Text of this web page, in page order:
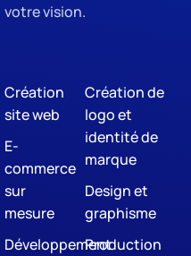
votre vision.
Création
site web
E-
commerce
sur
mesure
Développement
Création de
logo et
identité de
marque
Design et
graphisme
Production